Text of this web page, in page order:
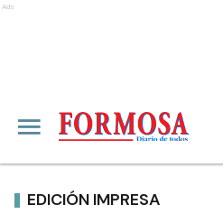
Ads
EDICIÓN IMPRESA